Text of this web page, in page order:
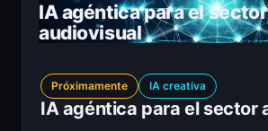
IA agéntica para el sector
audiovisual
Próximamente IA creativa
IA agéntica para el sector